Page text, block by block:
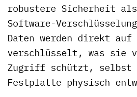
robustere Sicherheit
Software-
Daten werden direkt
verschlüsselt, was sie
Zugriff schützt, selbst
Festplatte physisch